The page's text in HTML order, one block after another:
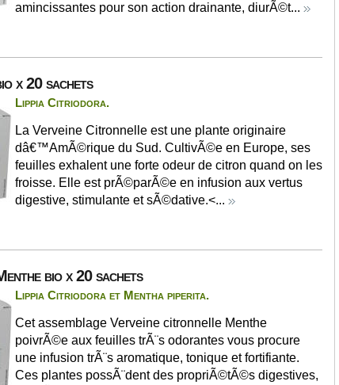
amincissantes pour son action drainante, diurÃ©t...
x 20 sachets
Lippia Citriodora.
La Verveine Citronnelle est une plante originaire
dâ€™AmÃ©rique du Sud. CultivÃ©e en Europe, ses
feuilles exhalent une forte odeur de citron quand on les
froisse. Elle est prÃ©parÃ©e en infusion aux vertus
digestive, stimulante et sÃ©dative.<...
bio x 20 sachets
Lippia Citriodora et Mentha piperita.
Cet assemblage Verveine citronnelle Menthe
poivrÃ©e aux feuilles trÃ¨s odorantes vous procure
une infusion trÃ¨s aromatique, tonique et fortifiante.
Ces plantes possÃ¨dent des propriÃ©tÃ©s digestives,